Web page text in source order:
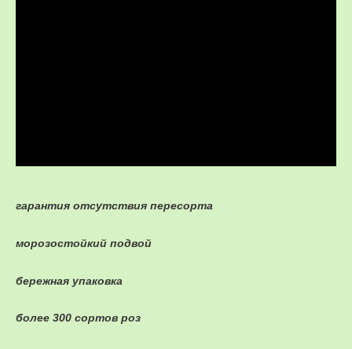
гарантия отсутствия пересорта
морозостойкий подвой
бережная упаковка
более 300 сортов роз